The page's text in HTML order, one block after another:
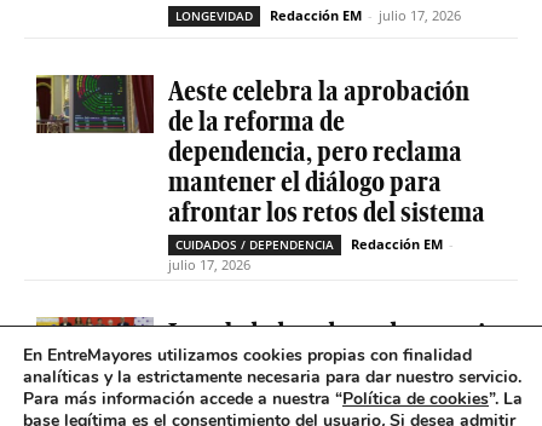
LONGEVIDAD Redacción EM - julio 17, 2026
Aeste celebra la aprobación
de la reforma de
dependencia, pero reclama
mantener el diálogo para
afrontar los retos del sistema
CUIDADOS / DEPENDENCIA Redacción EM -
julio 17, 2026
La soledad no deseada es casi
cinco veces superior entre
personas que tienen
En EntreMayores utilizamos cookies propias con finalidad
analíticas y la estrictamente necesaria para dar nuestro servicio.
Para más información accede a nuestra “Política de cookies”. La
base legítima es el consentimiento del usuario. Si desea admitir